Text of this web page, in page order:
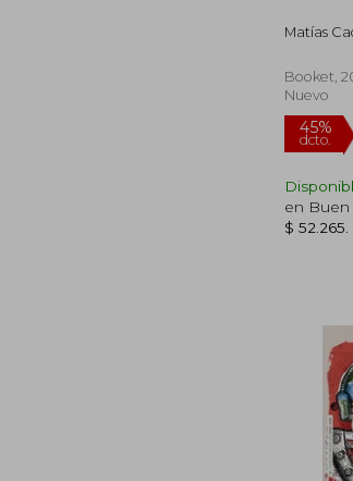
Matías
Booket,
Nuevo
en Buen
$ 52.265